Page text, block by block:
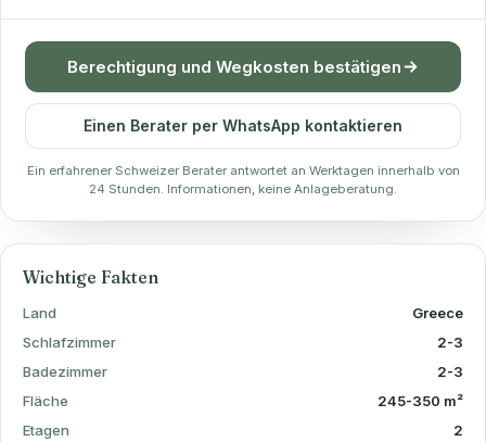
Berechtigung und Wegkosten bestätigen
Einen Berater per WhatsApp kontaktieren
Ein erfahrener Schweizer Berater antwortet an Werktagen innerhalb von
24 Stunden. Informationen, keine Anlageberatung.
Wichtige Fakten
Land
Greece
Schlafzimmer
2-3
Badezimmer
2-3
Fläche
245-350 m²
Etagen
2